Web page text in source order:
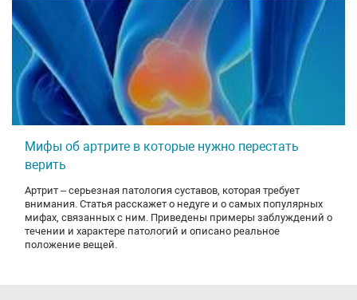
Мифы об артрите в которые нужно перестать
верить
Артрит – серьезная патология суставов, которая требует
внимания. Статья расскажет о недуге и о самых популярных
мифах, связанных с ним. Приведены примеры заблуждений о
течении и характере патологий и описано реальное
положение вещей.